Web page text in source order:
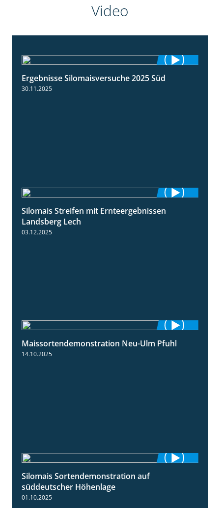
Video
Ergebnisse Silomaisversuche 2025 Süd
30.11.2025
11:01
Silomais Streifen mit Ernteergebnissen
Landsberg Lech
03.12.2025
7:10
Maissortendemonstration Neu-Ulm Pfuhl
14.10.2025
Silomais Sortendemonstration auf
süddeutscher Höhenlage
01.10.2025